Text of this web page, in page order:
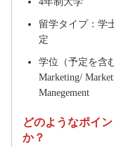
留学タイプ：学
定
学位（予定を含
Marketing/
Manegement
どのようなポイ
か？